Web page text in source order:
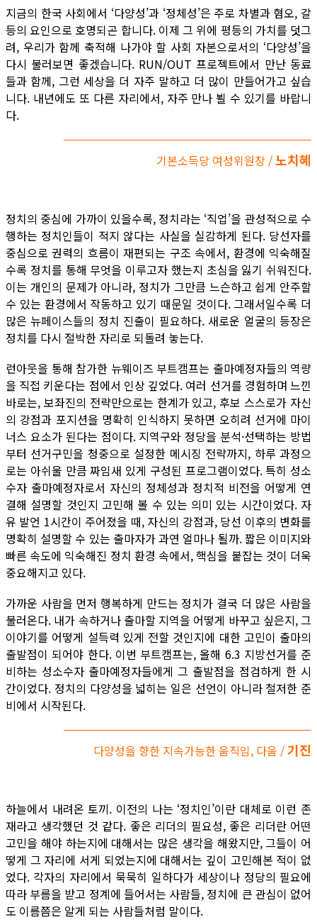
지금의 한국 사회에서 ‘다양성’과 ‘정체성’은 주로 차별과 혐오, 갈
등의 요인으로 호명되곤 합니다. 이제 그 위에 평등의 가치를 덧그
려, 우리가 함께 축적해 나가야 할 사회 자본으로서의 ‘다양성’을
다시 불러보면 좋겠습니다. RUN/OUT 프로젝트에서 만난 동료
들과 함께, 그런 세상을 더 자주 말하고 더 많이 만들어가고 싶습
니다. 내년에도 또 다른 자리에서, 자주 만나 뵐 수 있기를 바랍니
다.
기본소득당 여성위원장 /노치혜
정치의 중심에 가까이 있을수록, 정치라는 ‘직업’을 관성적으로 수
행하는 정치인들이 적지 않다는 사실을 실감하게 된다. 당선자를
중심으로 권력의 흐름이 재편되는 구조 속에서, 환경에 익숙해질
수록 정치를 통해 무엇을 이루고자 했는지 초심을 잃기 쉬워진다.
이는 개인의 문제가 아니라, 정치가 그만큼 느슨하고 쉽게 안주할
수 있는 환경에서 작동하고 있기 때문일 것이다. 그래서일수록 더
많은 뉴페이스들의 정치 진출이 필요하다. 새로운 얼굴의 등장은
정치를 다시 절박한 자리로 되돌려 놓는다.
런아웃을 통해 참가한 뉴웨이즈 부트캠프는 출마예정자들의 역량
을 직접 키운다는 점에서 인상 깊었다. 여러 선거를 경험하며 느낀
바로는, 보좌진의 전략만으로는 한계가 있고, 후보 스스로가 자신
의 강점과 포지션을 명확히 인식하지 못하면 오히려 선거에 마이
너스 요소가 된다는 점이다. 지역구와 정당을 분석·선택하는 방법
부터 선거구민을 청중으로 설정한 메시징 전략까지, 하루 과정으
로는 아쉬울 만큼 짜임새 있게 구성된 프로그램이었다. 특히 성소
수자 출마예정자로서 자신의 정체성과 정치적 비전을 어떻게 연
결해 설명할 것인지 고민해 볼 수 있는 의미 있는 시간이었다. 자
유 발언 1시간이 주어졌을 때, 자신의 강점과, 당선 이후의 변화를
명확히 설명할 수 있는 출마자가 과연 얼마나 될까. 짧은 이미지와
빠른 속도에 익숙해진 정치 환경 속에서, 핵심을 붙잡는 것이 더욱
중요해지고 있다.
가까운 사람을 먼저 행복하게 만드는 정치가 결국 더 많은 사람을
불러온다. 내가 속하거나 출마할 지역을 어떻게 바꾸고 싶은지, 그
이야기를 어떻게 설득력 있게 전할 것인지에 대한 고민이 출마의
출발점이 되어야 한다. 이번 부트캠프는, 올해 6.3 지방선거를 준
비하는 성소수자 출마예정자들에게 그 출발점을 점검하게 한 시
간이었다. 정치의 다양성을 넓히는 일은 선언이 아니라 철저한 준
비에서 시작된다.
다양성을 향한 지속가능한 움직임, 다움 /기진
하늘에서 내려온 토끼. 이전의 나는 ‘정치인’이란 대체로 이런 존
재라고 생각했던 것 같다. 좋은 리더의 필요성, 좋은 리더란 어떤
고민을 해야 하는지에 대해서는 많은 생각을 해왔지만, 그들이 어
떻게 그 자리에 서게 되었는지에 대해서는 깊이 고민해본 적이 없
었다. 각자의 자리에서 묵묵히 일하다가 세상이나 정당의 필요에
따라 부름을 받고 정계에 들어서는 사람들, 정치에 큰 관심이 없어
도 이름쯤은 알게 되는 사람들처럼 말이다.